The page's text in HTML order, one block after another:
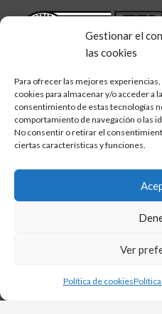
Gestionar el
las cookies
Para ofrecer las mejores
cookies para almacenar y/o acceder a
consentimiento de estas tecnologías
comportamiento de navegación o las
No consentir o retirar el
ciertas características y funciones.
Ver
Política de cookies
Síguenos en:
linkedintwitterfacebook
Política de privacidad